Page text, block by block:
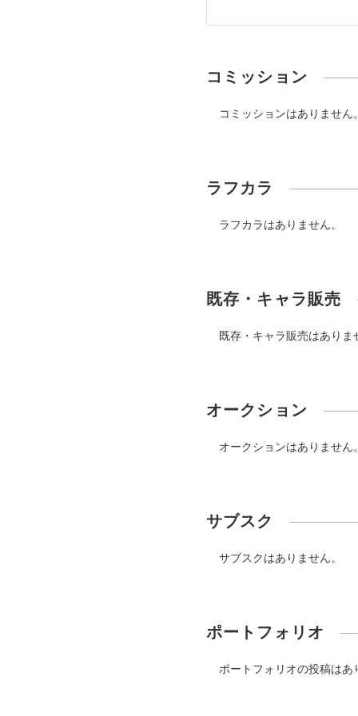
コミッション
コミッションはありません。
ラフカラ
ラフカラはありません。
既存・キャラ販売
既存・キャラ販売はありま
オークション
オークションはありません。
サブスク
サブスクはありません。
ポートフォリオ
ポートフォリオの投稿はあ